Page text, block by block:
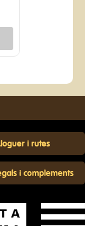
i rutes
i complements